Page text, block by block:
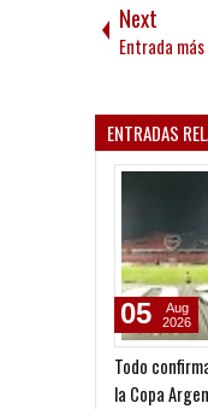
Next
Entrada
ENTRADAS
Todo
la Copa
05
Aug
2026